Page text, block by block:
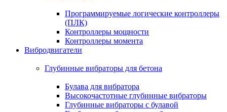
Программируемые логические контроллеры
(ПЛК)
Контроллеры мощности
Контроллеры момента
Вибродвигатели
Глубинные вибраторы для бетона
Булава для вибратора
Высокочастотные глубинные вибраторы
Глубинные вибраторы с булавой